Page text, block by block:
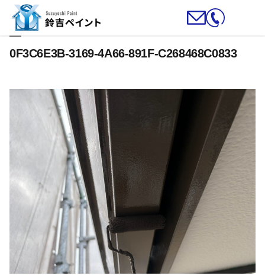
0F3C6E3B-3169-4A66-891F-C268468C0833